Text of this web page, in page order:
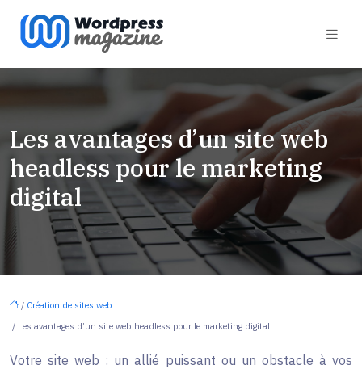
Les avantages d’un site web
headless pour le marketing
digital
/ Création de sites web
/ Les avantages d’un site web headless pour le marketing digital
Votre site web : un allié puissant ou un obstacle à vos